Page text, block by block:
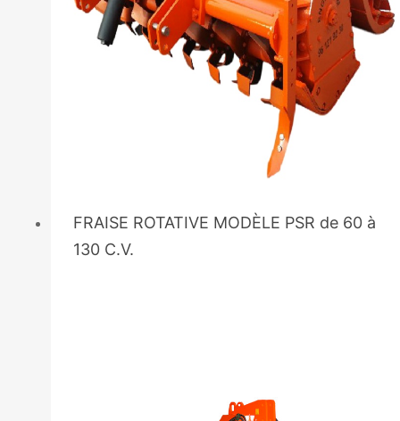
FRAISE ROTATIVE MODÈLE PSR de 60 à
130 C.V.